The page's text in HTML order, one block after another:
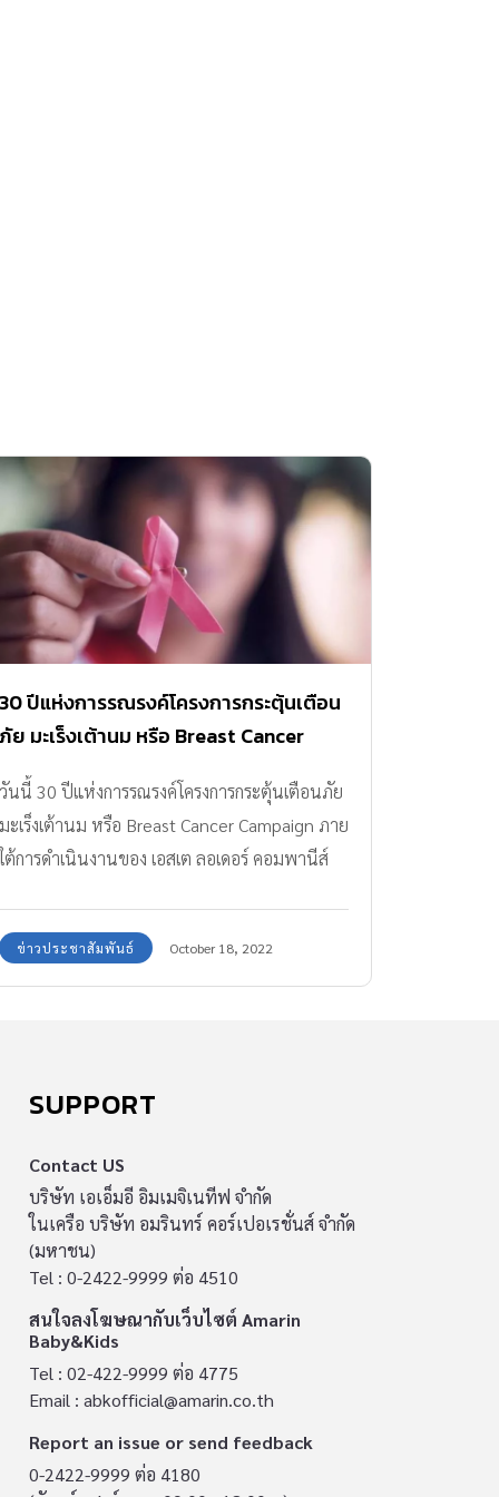
30 ปีแห่งการรณรงค์โครงการกระตุ้นเตือน
ภัย มะเร็งเต้านม หรือ Breast Cancer
Campaign ภายใต้การดำเนินงานของ เอส
เต ลอเดอร์ คอมพานีส์
วันนี้ 30 ปีแห่งการรณรงค์โครงการกระตุ้นเตือนภัย
มะเร็งเต้านม หรือ Breast Cancer Campaign ภาย
ใต้การดำเนินงานของ เอสเต ลอเดอร์ คอมพานีส์
ข่าวประชาสัมพันธ์ October 18, 2022
SUPPORT
Contact US
บริษัท เอเอ็มอี อิมเมจิเนทีฟ จำกัด
ในเครือ บริษัท อมรินทร์ คอร์เปอเรชั่นส์ จำกัด
(มหาชน)
Tel : 0-2422-9999 ต่อ 4510
สนใจลงโฆษณากับเว็บไซต์ Amarin
Baby&Kids
Tel : 02-422-9999 ต่อ 4775
Email : abkofficial@amarin.co.th
Report an issue or send feedback
0-2422-9999 ต่อ 4180